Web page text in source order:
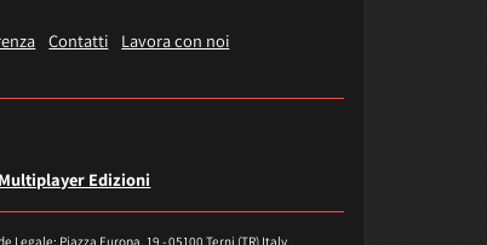
Contatti
Lavora con noi
Multiplayer Edizioni
Legale: Piazza Europa, 19 - 05100 Terni (TR) Italy